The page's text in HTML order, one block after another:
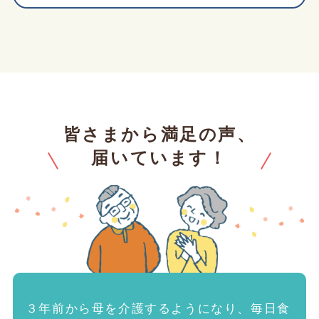
皆さまから満足の声、
届いています！
３年前から母を介護するようになり、毎日食